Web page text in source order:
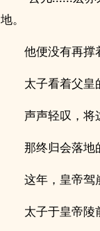
地。
他便没有再撑
太子看着父皇
声声轻叹，将
那终归会落地
这年，皇帝驾
太子于皇帝陵